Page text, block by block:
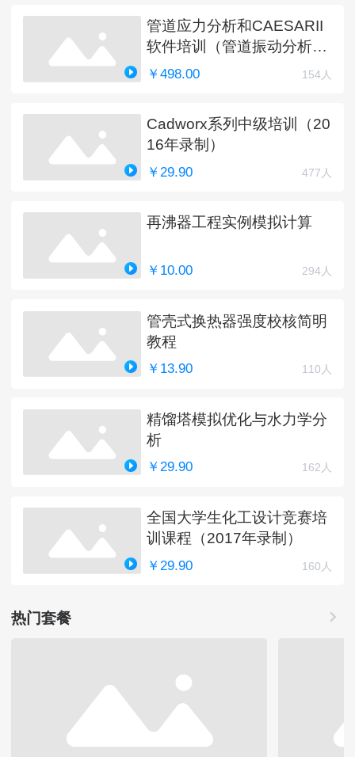
管道应力分析和CAESARII
软件培训（管道振动分析更
新中）
￥498.00 154人
Cadworx系列中级培训（20
16年录制）
￥29.90 477人
再沸器工程实例模拟计算
￥10.00 294人
管壳式换热器强度校核简明
教程
￥13.90 110人
精馏塔模拟优化与水力学分
析
￥29.90 162人
全国大学生化工设计竞赛培
训课程（2017年录制）
￥29.90 160人
热门套餐